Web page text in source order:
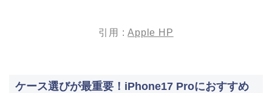
引用 :Apple HP
ケース選びが最重要！iPhone17 Proにおすすめ